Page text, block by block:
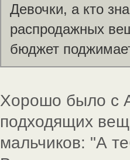
Девочки, а кто
распродажных
бюджет
Хорошо было с
подходящих
мальчиков: "А